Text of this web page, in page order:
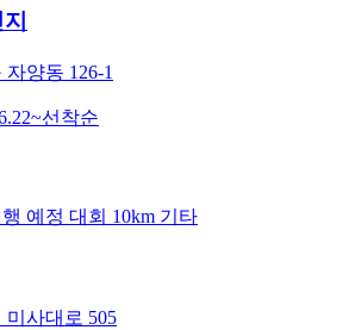
양동 126-1
선착순
예정 대회 10km 기타
미사대로 505